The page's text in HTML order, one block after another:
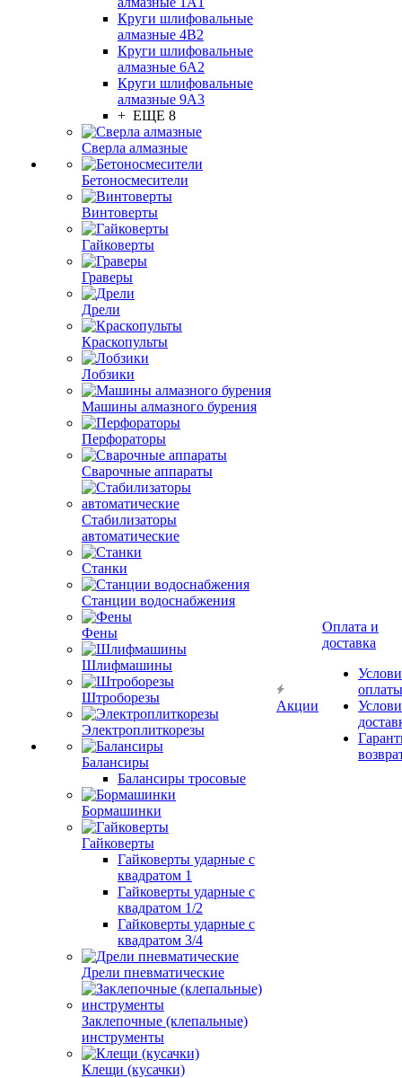
Круги шлифовальные
алмазные 4В2
Круги шлифовальные
алмазные 6A2
Круги шлифовальные
алмазные 9А3
+ ЕЩЕ 8
Сверла алмазные
Бетоносмесители
Винтоверты
Гайковерты
Граверы
Дрели
Краскопульты
Лобзики
Машины алмазного бурения
Перфораторы
Сварочные аппараты
Стабилизаторы
автоматические
Станки
Станции водоснабжения
Фены
Шлифмашины
Штроборезы
Электроплиткорезы
Балансиры
Балансиры тросовые
Бормашинки
Гайковерты
Гайковерты ударные с
квадратом 1
Гайковерты ударные с
квадратом 1/2
Гайковерты ударные с
квадратом 3/4
Дрели пневматические
Заклепочные (клепальные)
инструменты
Клещи (кусачки)
Акции
Оплата и
доставка
оплаты